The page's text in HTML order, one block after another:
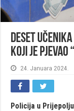
Deset
koji je pjevao
24. Januara 2024.
Policija u